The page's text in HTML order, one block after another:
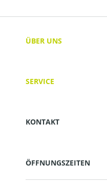
ÜBER UNS
SERVICE
KONTAKT
ÖFFNUNGSZEITEN